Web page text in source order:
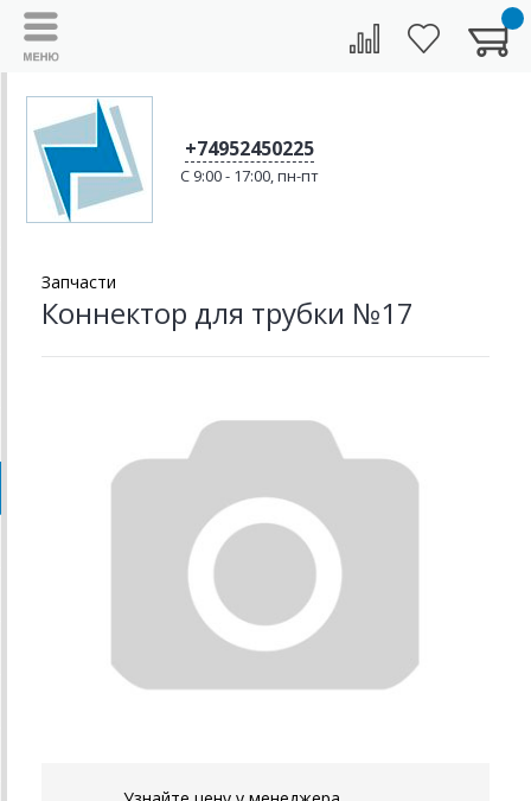
+74952450225
C 9:00 - 17:00, пн-пт
Запчасти
Коннектор для трубки №17